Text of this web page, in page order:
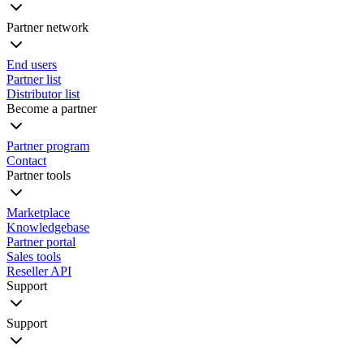
Partner network
End users
Partner list
Distributor list
Become a partner
Partner program
Contact
Partner tools
Marketplace
Knowledgebase
Partner portal
Sales tools
Reseller API
Support
Support